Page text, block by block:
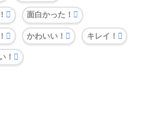
面白かった！
かわいい！ キレイ！
！